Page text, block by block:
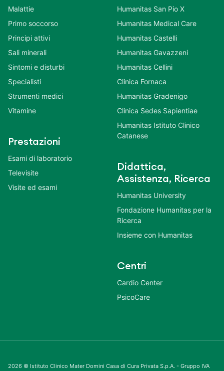
Malattie
Primo soccorso
Principi attivi
Sali minerali
Sintomi e disturbi
Specialisti
Strumenti medici
Vitamine
Prestazioni
Esami di laboratorio
Televisite
Visite ed esami
Humanitas San Pio X
Humanitas Medical Care
Humanitas Castelli
Humanitas Gavazzeni
Humanitas Cellini
Clinica Fornaca
Humanitas Gradenigo
Clinica Sedes Sapientiae
Humanitas Istituto Clinico
Catanese
Didattica,
Assistenza, Ricerca
Humanitas University
Fondazione Humanitas per la
Ricerca
Insieme con Humanitas
Centri
Cardio Center
PsicoCare
2026 © Istituto Clinico Mater Domini Casa di Cura Privata S.p.A. - Gruppo IVA